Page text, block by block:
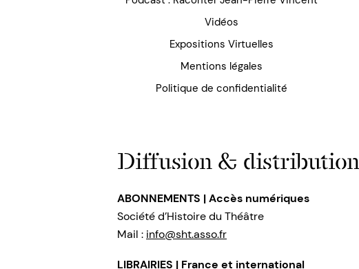
Vidéos
Expositions Virtuelles
Mentions légales
Politique de confidentialité
Diffusion &
ABONNEMENTS | Accès numériques
Société d’Histoire du Théâtre
Mail : info@sht.asso.fr
LIBRAIRIES | France et international